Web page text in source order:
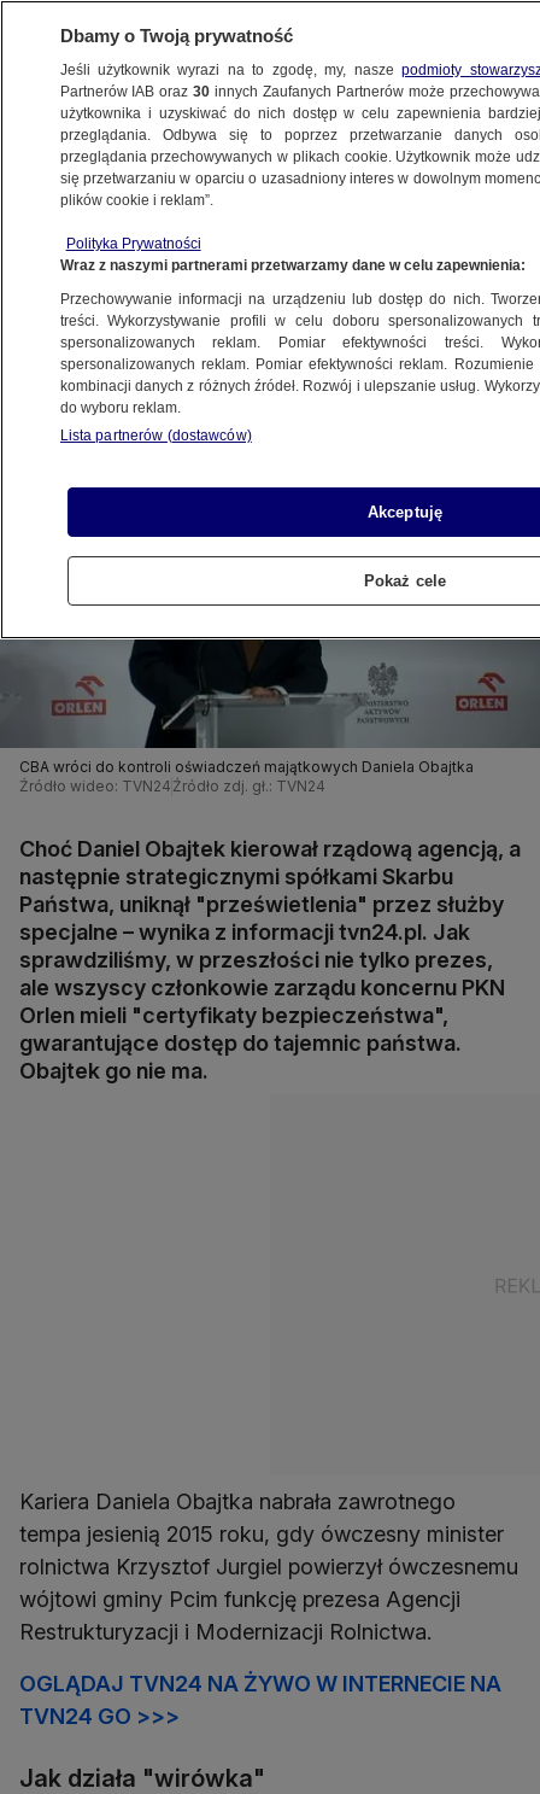
POLSKA
przez "wirówkę", nie ma dostępu
do tajemnic państwowych
18.05.2021, 12:33
Udostępnij
CBA wróci do kontroli oświadczeń majątkowych Daniela Obajtka
Źródło wideo: TVN24 Źródło zdj. gł.: TVN24
Choć Daniel Obajtek kierował rządową agencją, a
następnie strategicznymi spółkami Skarbu
Państwa, uniknął "prześwietlenia" przez służby
specjalne – wynika z informacji tvn24.pl. Jak
sprawdziliśmy, w przeszłości nie tylko prezes,
ale wszyscy członkowie zarządu koncernu PKN
Orlen mieli "certyfikaty bezpieczeństwa",
gwarantujące dostęp do tajemnic państwa.
Obajtek go nie ma.
Kariera Daniela Obajtka nabrała zawrotnego
tempa jesienią 2015 roku, gdy ówczesny minister
rolnictwa Krzysztof Jurgiel powierzył ówczesnemu
wójtowi gminy Pcim funkcję prezesa Agencji
Restrukturyzacji i Modernizacji Rolnictwa.
OGLĄDAJ TVN24 NA ŻYWO W INTERNECIE NA
TVN24 GO >>>
Jak działa "wirówka"
Dbamy o Twoją prywatność
Jeśli użytkownik wyrazi na to zgodę, my, naszepodmioty
Partnerów IAB oraz30 innych Zaufanych Partnerów może
użytkownika i uzyskiwać do nich dostęp w celu zapewnienia
przeglądania. Odbywa się to poprzez przetwarzanie danych
przeglądania przechowywanych w plikach cookie. Użytkownik może
się przetwarzaniu w oparciu o uzasadniony interes w dowolnym
plików cookie i reklam”.
Polityka Prywatności
Wraz z naszymi partnerami przetwarzamy dane w celu zapewnienia:
Przechowywanie informacji na urządzeniu lub dostęp do nich.
treści. Wykorzystywanie profili w celu doboru spersonalizowanych
spersonalizowanych reklam. Pomiar efektywności treści.
spersonalizowanych reklam. Pomiar efektywności reklam.
kombinacji danych z różnych źródeł. Rozwój i ulepszanie usług.
do wyboru reklam.
Lista partnerów (dostawców)
Akceptuję
Pokaż cele